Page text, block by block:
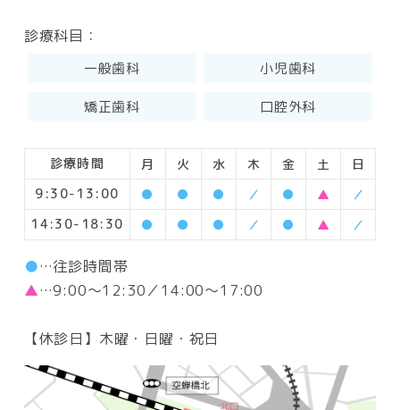
診療科目：
一般歯科 小児歯科
矯正歯科 口腔外科
診療時間 月 火 水 木 金 土
日
9:30-13:00
● ● ● ／ ● ▲
／
14:30-18:30
● ● ● ／ ● ▲ ／
●…往診時間帯
▲…9:00～12:30／14:00～17:00
【休診日】木曜・日曜・祝日